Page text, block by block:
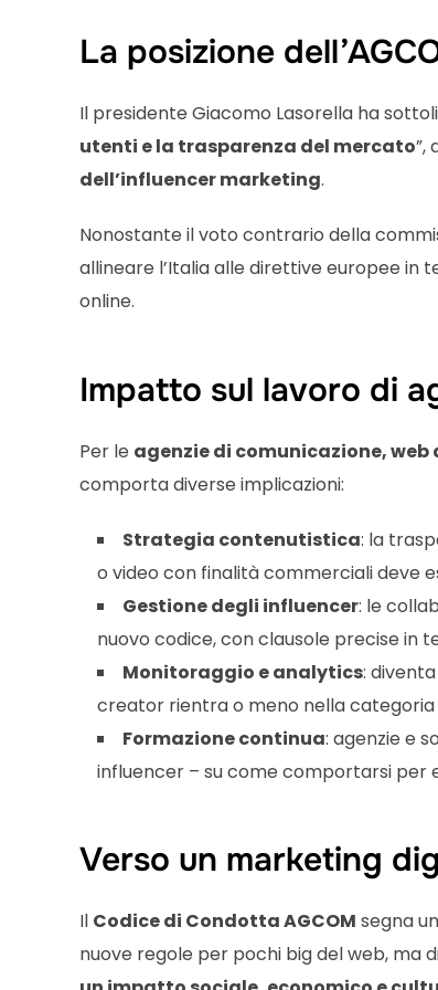
La posizione
Il presidente Giacomo Lasorella ha
utenti e la trasparenza del mercato”,
dell’influencer marketing.
Nonostante il voto contrario della
allineare l’Italia alle direttive europee in
online.
Impatto sul lavoro di
Per le agenzie di comunicazione, web
comporta diverse implicazioni:
Strategia contenutistica: la
o video con finalità commerciali deve
Gestione degli influencer: le
nuovo codice, con clausole precise in
Monitoraggio e analytics:
creator rientra o meno nella categoria
Formazione continua: agenzie e
influencer – su come comportarsi per
Verso un marketing
Il Codice di Condotta AGCOM segna
nuove regole per pochi big del web, ma